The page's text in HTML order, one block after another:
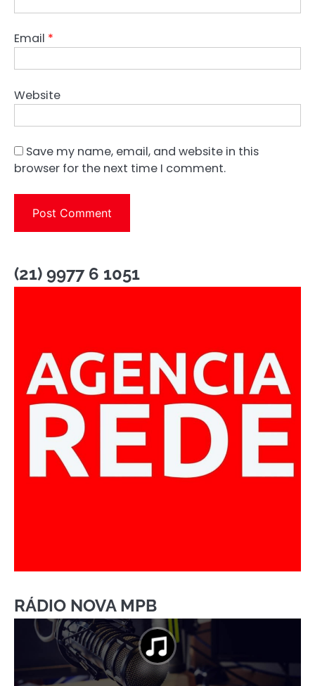
Email *
Website
Save my name, email, and website in this
browser for the next time I comment.
(21) 9977 6 1051
RÁDIO NOVA MPB